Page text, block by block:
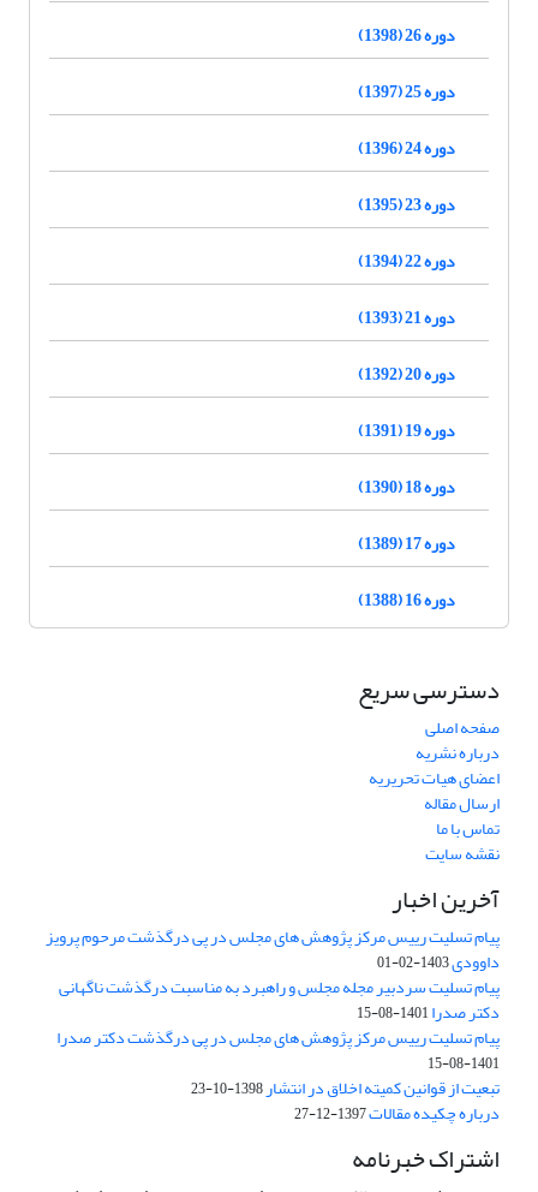
دوره 26 (1398)
دوره 25 (1397)
دوره 24 (1396)
دوره 23 (1395)
دوره 22 (1394)
دوره 21 (1393)
دوره 20 (1392)
دوره 19 (1391)
دوره 18 (1390)
دوره 17 (1389)
دوره 16 (1388)
دسترسی سریع
صفحه اصلی
درباره نشریه
اعضای هیات تحریریه
ارسال مقاله
تماس با ما
نقشه سایت
آخرین اخبار
پیام تسلیت رییس مرکز پژوهش های مجلس در پی درگذشت مرحوم پرویز
داوودی1403-02-01
پیام تسلیت سردبیر مجله مجلس و راهبرد به مناسبت درگذشت ناگهانی
دکتر صدرا1401-08-15
پیام تسلیت رییس مرکز پژوهش های مجلس در پی درگذشت دکتر صدرا
1401-08-15
تبعیت از قوانین کمیته اخلاق در انتشار1398-10-23
درباره چکیده مقالات1397-12-27
اشتراک خبرنامه